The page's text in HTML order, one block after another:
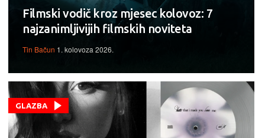
Filmski vodič kroz mjesec kolovoz: 7
najzanimljivijih filmskih noviteta
Tin Bačun 1. kolovoza 2026.
GLAZBA